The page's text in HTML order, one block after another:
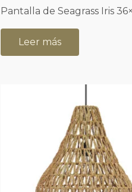
Pantalla de Seagrass Iris
Leer más